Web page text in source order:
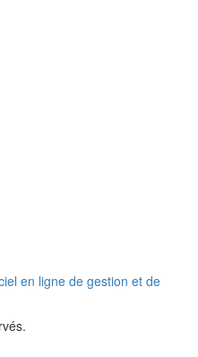
en ligne de gestion et de